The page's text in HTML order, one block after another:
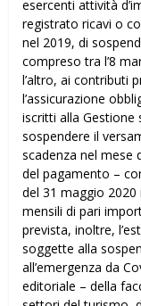
esercenti attività
registrato ricavi o
nel 2019, di
compreso tra l’8
l’altro, ai contributi
l’assicurazione
iscritti alla Gestione
sospendere il
scadenza nel mese
del pagamento –
del 31 maggio
mensili di pari
prevista, inoltre,
soggette alla
all’emergenza da
editoriale – della